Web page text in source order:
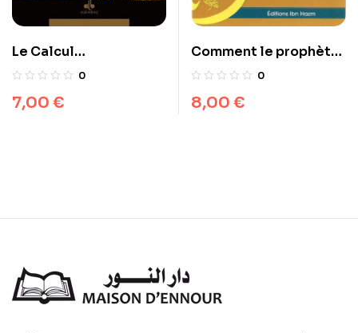
Le Calcul
astronomique en
le début et la fin du
0
7,00 €
Comment le prophète
jeûnait le mois de
0
8,00 €